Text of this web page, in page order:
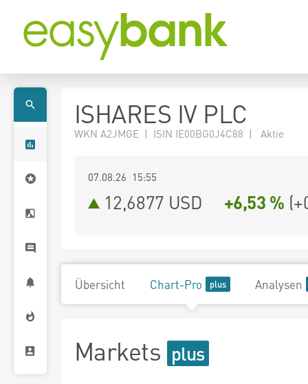
ISHARES IV PLC
WKN A2JMGE | ISIN IE00BG0J4C88 | Aktie
07.08.26 15:55
12,6877 USD +6,53 % (
Übersicht Chart-Pro Analysen
Markets